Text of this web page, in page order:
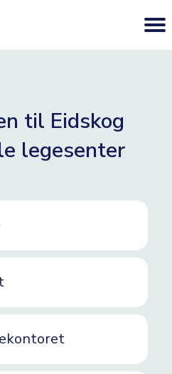
til Eidskog
legesenter